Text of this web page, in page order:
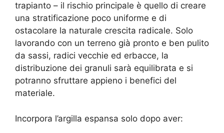
trapianto – il rischio principale è quello di creare
una stratificazione poco uniforme e di
ostacolare la naturale crescita radicale. Solo
lavorando con un terreno già pronto e ben pulito
da sassi, radici vecchie ed erbacce, la
distribuzione dei granuli sarà equilibrata e si
potranno sfruttare appieno i benefici del
materiale.
Incorpora l’argilla espansa solo dopo aver: